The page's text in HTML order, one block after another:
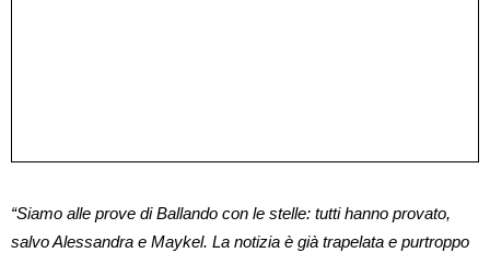
“Siamo alle prove di Ballando con le stelle: tutti hanno provato,
salvo Alessandra e Maykel. La notizia è già trapelata e purtroppo